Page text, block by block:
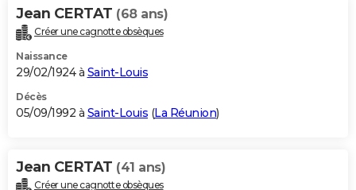
Jean CERTAT (68 ans)
Créer une cagnotte obsèques
Naissance
29/02/1924 à Saint-Louis
Décès
05/09/1992 à Saint-Louis (La Réunion)
Jean CERTAT (41 ans)
Créer une cagnotte obsèques